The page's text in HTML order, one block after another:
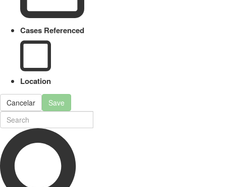
Cases Referenced
Location
Cancelar Save